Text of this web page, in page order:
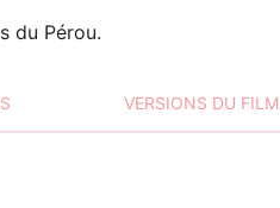
du Pérou.
VERSIONS DU FILM